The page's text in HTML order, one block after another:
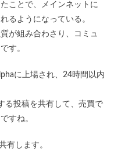
ことで、メインネットに
るようになっている。
が組み合わさり、コミュ
す。
に上場され、24時間以内
る投稿を共有して、売買で
すね。
有します。